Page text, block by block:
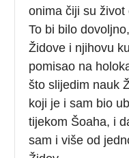
onima čiji su
To bi bilo
Židove i njihovu
pomisao na
što slijedim nauk
koji je i sam bio
tijekom Šoaha, i
sam i više od